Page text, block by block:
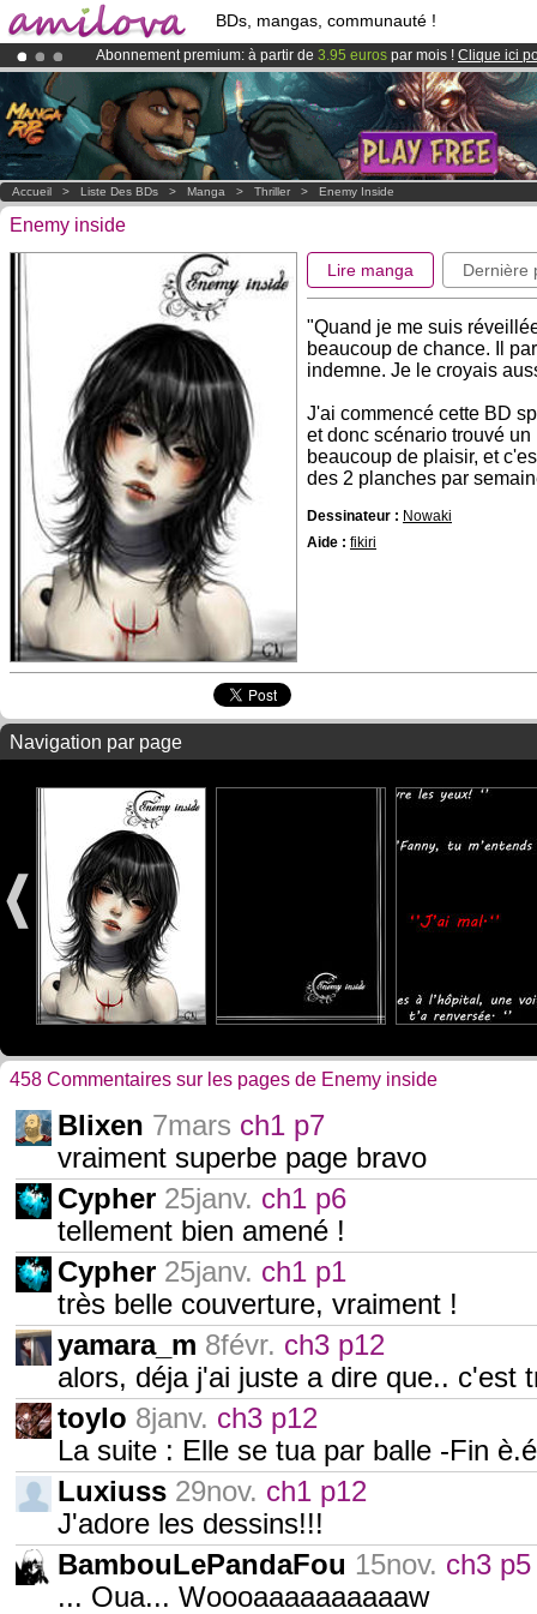
BDs, mangas, communauté !
Abonnement premium: à partir de 3.95 euros par mois ! Clique ici
LeKickstarter Amilova est désormais lancé!.
Déjà 100000membreset 1000BDs & Mangas!
Accueil > Liste Des BDs > Manga > Thriller > Enemy Inside
Enemy inside
Lire manga Dernière
"Quand je me suis
beaucoup de chance. Il
indemne. Je le croyais
J'ai commencé cette BD
et donc scénario trouvé
beaucoup de plaisir, et
des 2 planches par
Dessinateur : Nowaki
Aide : fikiri
Navigation par page
458 Commentaires sur les pages de Enemy inside
Blixen 7mars ch1 p7
vraiment superbe page bravo
Cypher 25janv. ch1 p6
tellement bien amené !
Cypher 25janv. ch1 p1
très belle couverture, vraiment !
yamara_m 8févr. ch3 p12
alors, déja j'ai juste a dire que.. c'est
toylo 8janv. ch3 p12
La suite : Elle se tua par balle -Fin è.é
Luxiuss 29nov. ch1 p12
J'adore les dessins!!!
BambouLePandaFou 15nov. ch3 p5
... Oua... Woooaaaaaaaaaaw